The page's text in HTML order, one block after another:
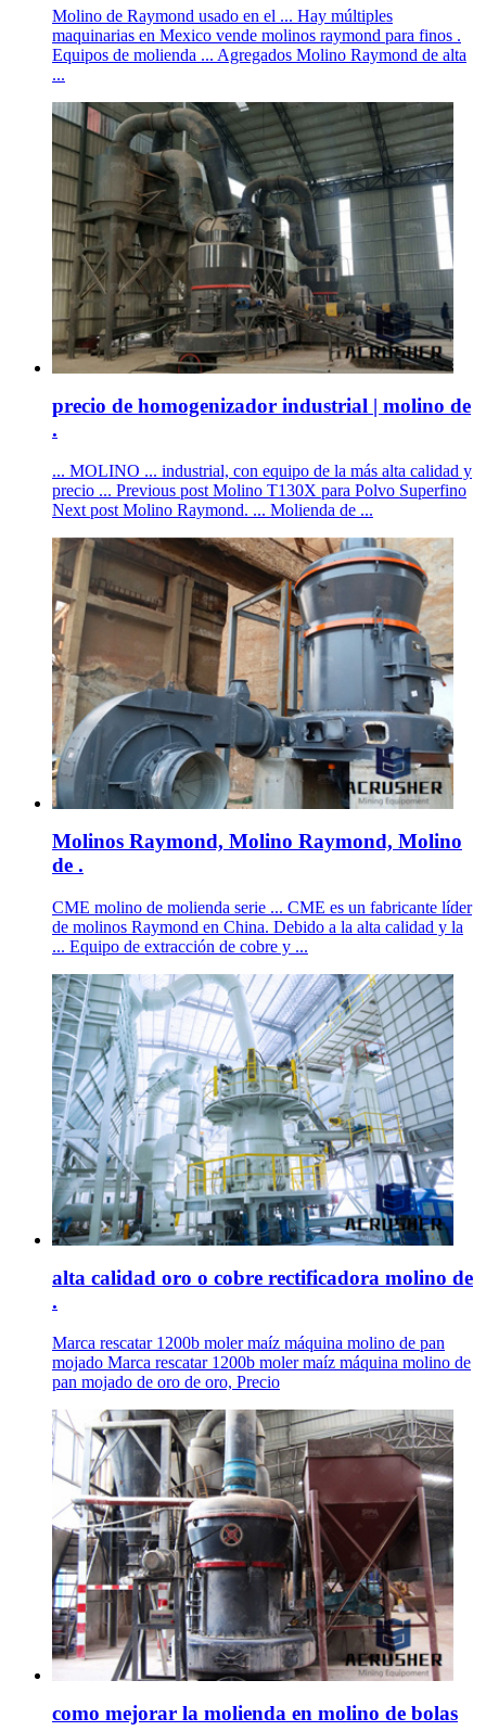
Molino de Raymond usado en el ... Hay múltiples
maquinarias en Mexico vende molinos raymond para finos .
Equipos de molienda ... Agregados Molino Raymond de alta
...
precio de homogenizador industrial | molino de
.
... MOLINO ... industrial, con equipo de la más alta calidad y
precio ... Previous post Molino T130X para Polvo Superfino
Next post Molino Raymond. ... Molienda de ...
Molinos Raymond, Molino Raymond, Molino
de .
CME molino de molienda serie ... CME es un fabricante líder
de molinos Raymond en China. Debido a la alta calidad y la
... Equipo de extracción de cobre y ...
alta calidad oro o cobre rectificadora molino de
.
Marca rescatar 1200b moler maíz máquina molino de pan
mojado Marca rescatar 1200b moler maíz máquina molino de
pan mojado de oro de oro, Precio
como mejorar la molienda en molino de bolas